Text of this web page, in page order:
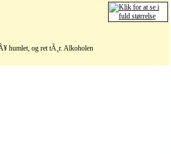
humlet, og ret tÃ¸r. Alkoholen